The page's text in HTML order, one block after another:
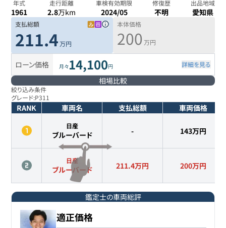
年式
1961
走行距離
2.8万km
車検有効期限
2024/05
修復歴
不明
出品地域
愛知県
支払総額
211.4 万円
本体価格
200 万円
ローン価格 月々14,100円 詳細を見る
相場比較
絞り込み条件
グレード:P311
RANK 車両名 支払総額 車両価格
日産
ブルーバード - 143万円
日産
ブルーバード 211.4万円 200万円
鑑定士の車両総評
適正価格